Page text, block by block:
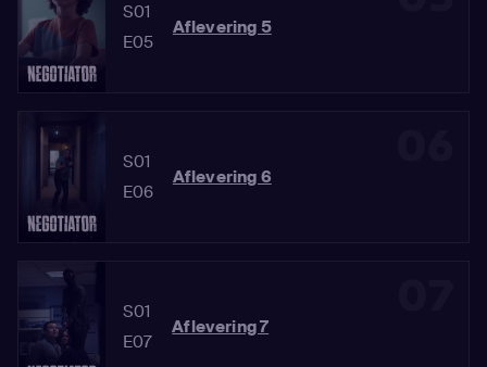
S01
E05
Aflevering 5
S01
E06
Aflevering 6
S01
E07
Aflevering 7